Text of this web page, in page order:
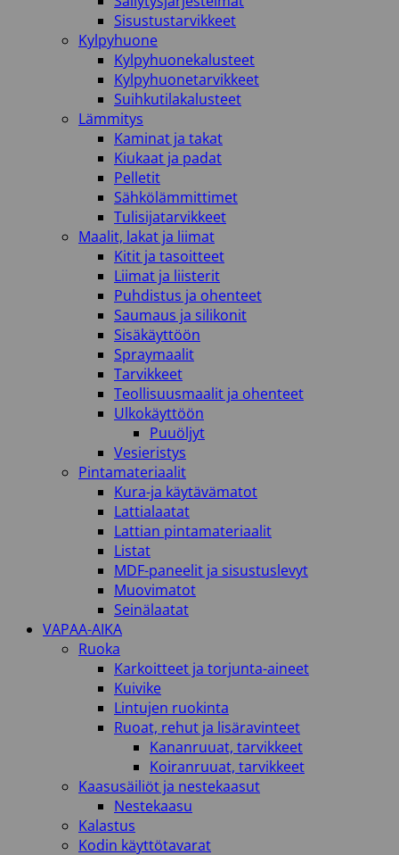
Sisustustarvikkeet
Kylpyhuone
Kylpyhuonekalusteet
Kylpyhuonetarvikkeet
Suihkutilakalusteet
Lämmitys
Kaminat ja takat
Kiukaat ja padat
Pelletit
Sähkölämmittimet
Tulisijatarvikkeet
Maalit, lakat ja liimat
Kitit ja tasoitteet
Liimat ja liisterit
Puhdistus ja ohenteet
Saumaus ja silikonit
Sisäkäyttöön
Spraymaalit
Tarvikkeet
Teollisuusmaalit ja ohenteet
Ulkokäyttöön
Puuöljyt
Vesieristys
Pintamateriaalit
Kura-ja käytävämatot
Lattialaatat
Lattian pintamateriaalit
Listat
MDF-paneelit ja sisustuslevyt
Muovimatot
Seinälaatat
VAPAA-AIKA
Ruoka
Karkoitteet ja torjunta-aineet
Kuivike
Lintujen ruokinta
Ruoat, rehut ja lisäravinteet
Kananruuat, tarvikkeet
Koiranruuat, tarvikkeet
Kaasusäiliöt ja nestekaasut
Nestekaasu
Kalastus
Kodin käyttötavarat